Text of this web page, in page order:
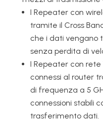
I Repeater con
tramite il Cross
che i dati vengano
senza perdita di
I Repeater con rete
connessi al router
di frequenza a 5
connessioni stabili
trasferimento dati.